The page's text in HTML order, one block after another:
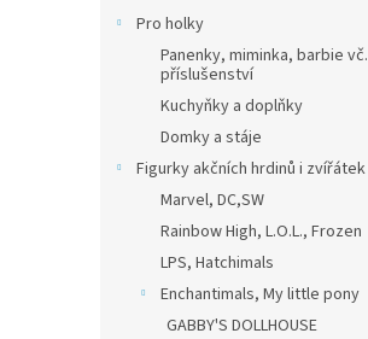
Pro holky
Panenky, miminka, barbie vč.
příslušenství
Kuchyňky a doplňky
Domky a stáje
Figurky akčních hrdinů i zvířátek
Marvel, DC,SW
Rainbow High, L.O.L., Frozen
LPS, Hatchimals
Enchantimals, My little pony
GABBY'S DOLLHOUSE